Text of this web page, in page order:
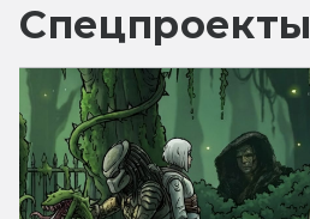
Спецпроекты